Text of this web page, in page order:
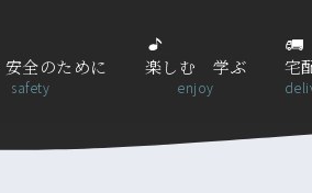
全のために
safety
楽しむ 学ぶ
enjoy
宅